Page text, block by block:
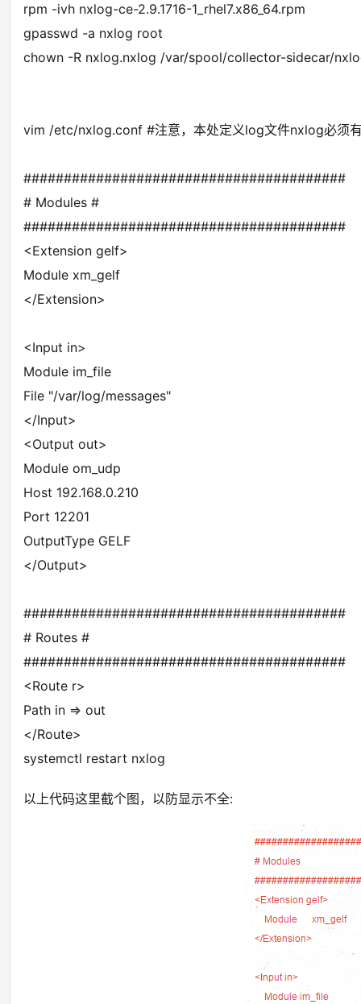
rpm -ivh nxlog-ce-2.9.1716-1_rhel7.x86_64.rpm
gpasswd -a nxlog root
chown -R nxlog.nxlog /var/spool/collector-
vim /etc/nxlog.conf #注意，本处定义log文件nxlog必须
########################################
# Modules #
########################################
<Extension gelf>
Module xm_gelf
</Extension>
<Input in>
Module im_file
File "/var/log/messages"
</Input>
<Output out>
Module om_udp
Host 192.168.0.210
Port 12201
OutputType GELF
</Output>
########################################
# Routes #
########################################
<Route r>
Path in => out
</Route>
systemctl restart nxlog
以上代码这里截个图，以防显示不全: